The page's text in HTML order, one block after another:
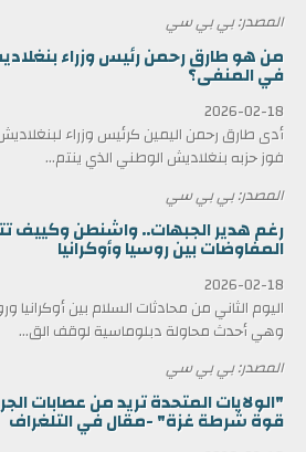
المصدر: بي بي سي
في المنفى؟
2026-02-18
فوز حزبه بنغلاديش الوطني الذي ينتم...
المصدر: بي بي سي
رغم هدير الجبهات.. واشنطن وكييف
المفاوضات بين روسيا وأوكرانيا
2026-02-18
اليوم الثاني من محادثات السلام بين
وهي أحدث محاولة دبلوماسية لوقف الق...
المصدر: بي بي سي
"الولايات المتحدة تريد من عصابات
قوة شرطة غزة" -مقال في التلغراف